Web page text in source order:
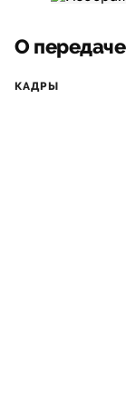
О передаче
КАДРЫ